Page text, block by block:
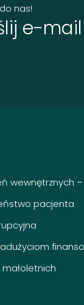
nas!
e-mail
wewnętrznych
pacjenta